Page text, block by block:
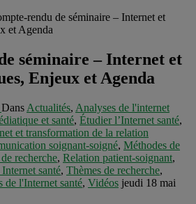
rendu de séminaire – Internet et
et Agenda
séminaire – Internet et
Enjeux et Agenda
Dans Actualités, Analyses de l'internet
et santé, Étudier l’Internet santé,
et transformation de la relation
soignant-soigné, Méthodes de
recherche, Relation patient-soignant,
santé, Thèmes de recherche,
de l'Internet santé, Vidéos jeudi 18 mai